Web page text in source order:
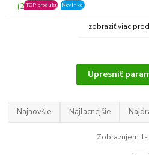
TOP produkt Novinka
zobraziť viac
Upresniť
Najnovšie Najlacnejšie
Zobrazujem 1-